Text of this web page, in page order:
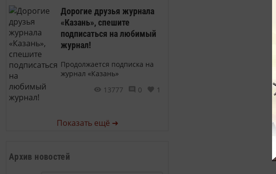
Дорогие друзья журнала
«Казань», спешите
подписаться на любимый
журнал!
Продолжается подписка на
журнал «Казань»
13777
0 1
Показать ещё ➜
Архив новостей